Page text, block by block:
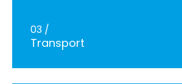
+44 1234 567 890
info@yourdomain.com
03 /
Transport